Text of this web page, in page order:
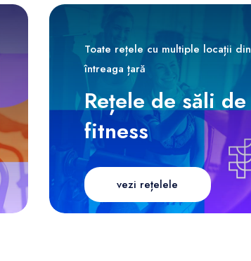
Toate rețele cu multiple locații din
întreaga țară
Rețele de săli de
fitness
vezi rețelele